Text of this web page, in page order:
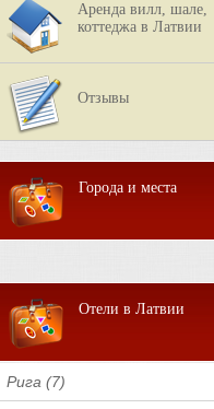
Аренда вилл, шале,
коттеджа в Латвии
Отзывы
Города и места
Отели в Латвии
Рига (7)